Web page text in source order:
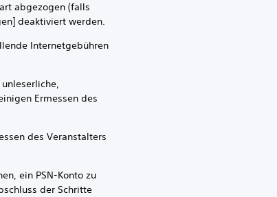
abgezogen (falls
deaktiviert werden.
Internetgebühren
Ermessen des
des Veranstalters
ein PSN-Konto zu
der Schritte